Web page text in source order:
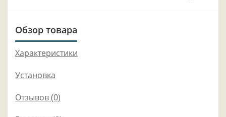
Обзор товара
Характеристики
Установка
Отзывов (0)